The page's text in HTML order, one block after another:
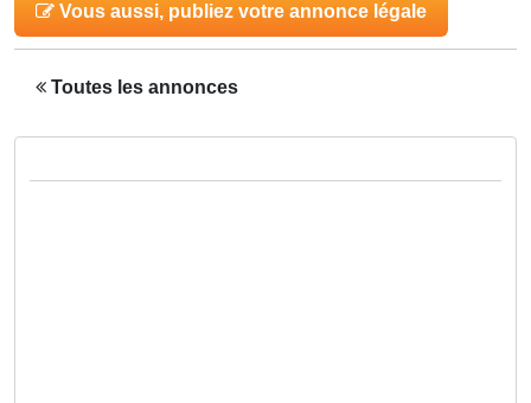
Vous aussi, publiez votre annonce légale
Toutes les annonces